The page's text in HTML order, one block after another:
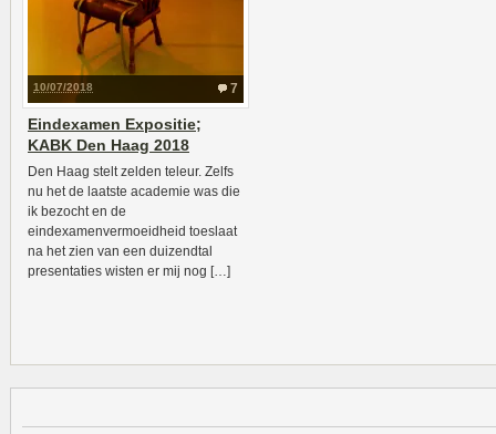
7
10/07/2018
Eindexamen Expositie;
KABK Den Haag 2018
Den Haag stelt zelden teleur. Zelfs
nu het de laatste academie was die
ik bezocht en de
eindexamenvermoeidheid toeslaat
na het zien van een duizendtal
presentaties wisten er mij nog […]